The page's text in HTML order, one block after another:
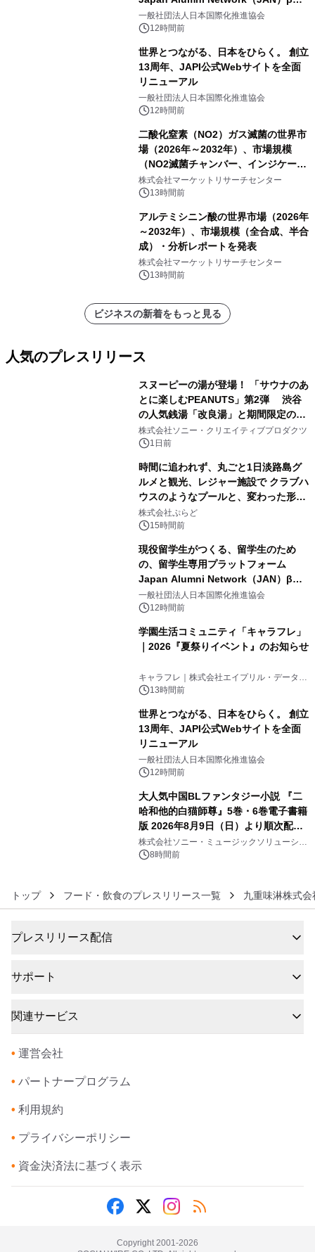
をリリース
一般社団法人日本国際化推進協会
12時間前
世界とつながる、日本をひらく。 創立
13周年、JAPI公式Webサイトを全面
リニューアル
一般社団法人日本国際化推進協会
12時間前
二酸化窒素（NO2）ガス滅菌の世界市
場（2026年～2032年）、市場規模
（NO2滅菌チャンバー、インジケータ
ーおよびモニタリングシステム、その
他）・分析レポートを発表
株式会社マーケットリサーチセンター
13時間前
アルテミシニン酸の世界市場（2026年
～2032年）、市場規模（全合成、半合
成）・分析レポートを発表
株式会社マーケットリサーチセンター
13時間前
ビジネスの新着をもっと見る
人気のプレスリリース
スヌーピーの湯が登場！ 「サウナのあ
とに楽しむPEANUTS」第2弾 渋谷
の人気銭湯「改良湯」と期間限定のコ
ラボレーション サウナイキタイコラ
ボグッズも発売決定！
株式会社ソニー・クリエイティブプロダクツ
1日前
時間に追われず、丸ごと1日淡路島グ
ルメと観光、レジャー施設で クラブハ
ウスのようなプールと、変わった形の
サウナも 「THE BOXY AWAJI」のお
得な素泊まり連泊プランで
株式会社ぷらど
15時間前
現役留学生がつくる、留学生のため
の、留学生専用プラットフォーム
Japan Alumni Network（JAN）β版
をリリース
一般社団法人日本国際化推進協会
12時間前
学園生活コミュニティ「キャラフレ」
｜2026『夏祭りイベント』のお知らせ
キャラフレ｜株式会社エイプリル・データ・
デザインズ
13時間前
世界とつながる、日本をひらく。 創立
13周年、JAPI公式Webサイトを全面
リニューアル
一般社団法人日本国際化推進協会
12時間前
大人気中国BLファンタジー小説 『二
哈和他的白猫師尊』5巻・6巻電子書籍
版 2026年8月9日（日）より順次配信
開始
株式会社ソニー・ミュージックソリューショ
ンズ8時間前
トップ フード・飲食のプレスリリース一覧 九重味淋株式会
プレスリリース配信
サポート
関連サービス
• 運営会社
• パートナープログラム
• 利用規約
• プライバシーポリシー
• 資金決済法に基づく表示
Copyright 2001-2026